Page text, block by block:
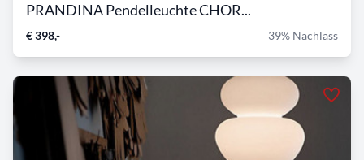
PRANDINA Pendelleuchte CHOR...
€ 398,- 39% Nachlass